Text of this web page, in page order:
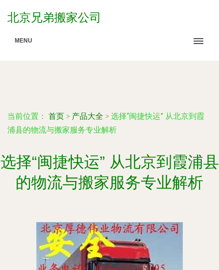
北京兄弟搬家公司
MENU
当前位置： 首页 > 产品大全 > 选择“闽捷快运” 从北京到霞
浦县的物流与搬家服务专业解析
选择“闽捷快运” 从北京到霞浦县
的物流与搬家服务专业解析